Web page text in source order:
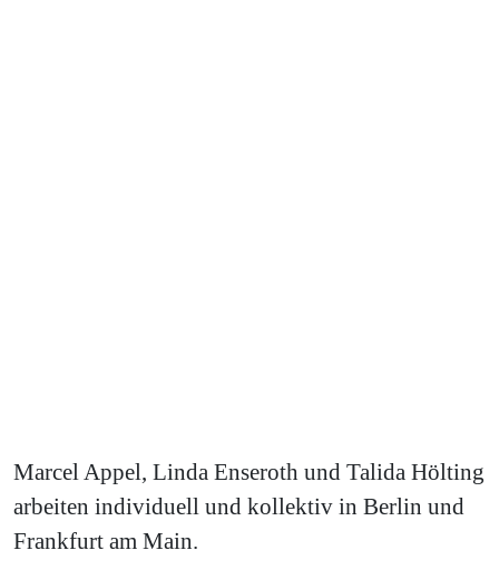
Marcel Appel, Linda Enseroth und Talida Hölting
arbeiten individuell und kollektiv in Berlin und
Frankfurt am Main.